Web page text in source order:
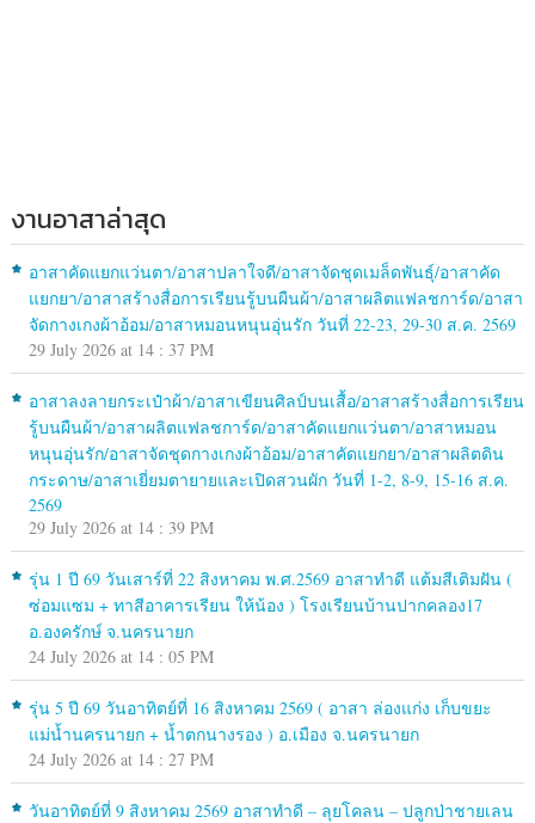
งานอาสาล่าสุด
อาสาคัดแยกแว่นตา/อาสาปลาใจดี/อาสาจัดชุดเมล็ดพันธุ์/อาสาคัด
แยกยา/อาสาสร้างสื่อการเรียนรู้บนผืนผ้า/อาสาผลิตแฟลชการ์ด/อาสา
จัดกางเกงผ้าอ้อม/อาสาหมอนหนุนอุ่นรัก วันที่ 22-23, 29-30 ส.ค. 2569
29 July 2026 at 14 : 37 PM
อาสาลงลายกระเป๋าผ้า/อาสาเขียนศิลป์บนเสื้อ/อาสาสร้างสื่อการเรียน
รู้บนผืนผ้า/อาสาผลิตแฟลชการ์ด/อาสาคัดแยกแว่นตา/อาสาหมอน
หนุนอุ่นรัก/อาสาจัดชุดกางเกงผ้าอ้อม/อาสาคัดแยกยา/อาสาผลิตดิน
กระดาษ/อาสาเยี่ยมตายายและเปิดสวนผัก วันที่ 1-2, 8-9, 15-16 ส.ค.
2569
29 July 2026 at 14 : 39 PM
รุ่น 1 ปี 69 วันเสาร์ที่ 22 สิงหาคม พ.ศ.2569 อาสาทำดี แต้มสีเติมฝัน (
ซ่อมแซม + ทาสีอาคารเรียน ให้น้อง ) โรงเรียนบ้านปากคลอง17
อ.องครักษ์ จ.นครนายก
24 July 2026 at 14 : 05 PM
รุ่น 5 ปี 69 วันอาทิตย์ที่ 16 สิงหาคม 2569 ( อาสา ล่องแก่ง เก็บขยะ
แม่น้ำนครนายก + น้ำตกนางรอง ) อ.เมือง จ.นครนายก
24 July 2026 at 14 : 27 PM
วันอาทิตย์ที่ 9 สิงหาคม 2569 อาสาทำดี – ลุยโคลน – ปลูกป่าชายเลน